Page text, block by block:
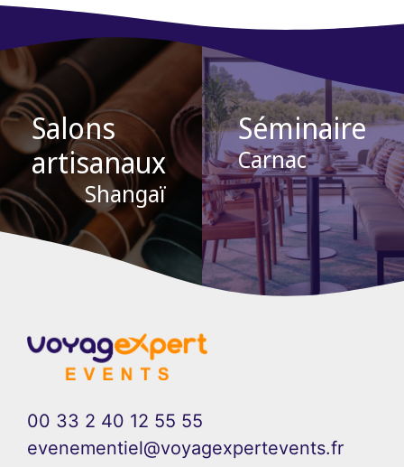
Salons
artisanaux
Shangaï
Séminaire
Carnac
00 33 2 40 12 55 55
evenementiel@voyagexpertevents.fr